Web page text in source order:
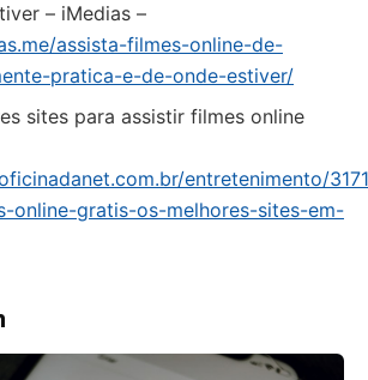
– iMedias –
assista-filmes-online-de-
pratica-e-de-onde-estiver/
sites para assistir filmes online
entretenimento/
online-gratis-os-melhores-sites-em-